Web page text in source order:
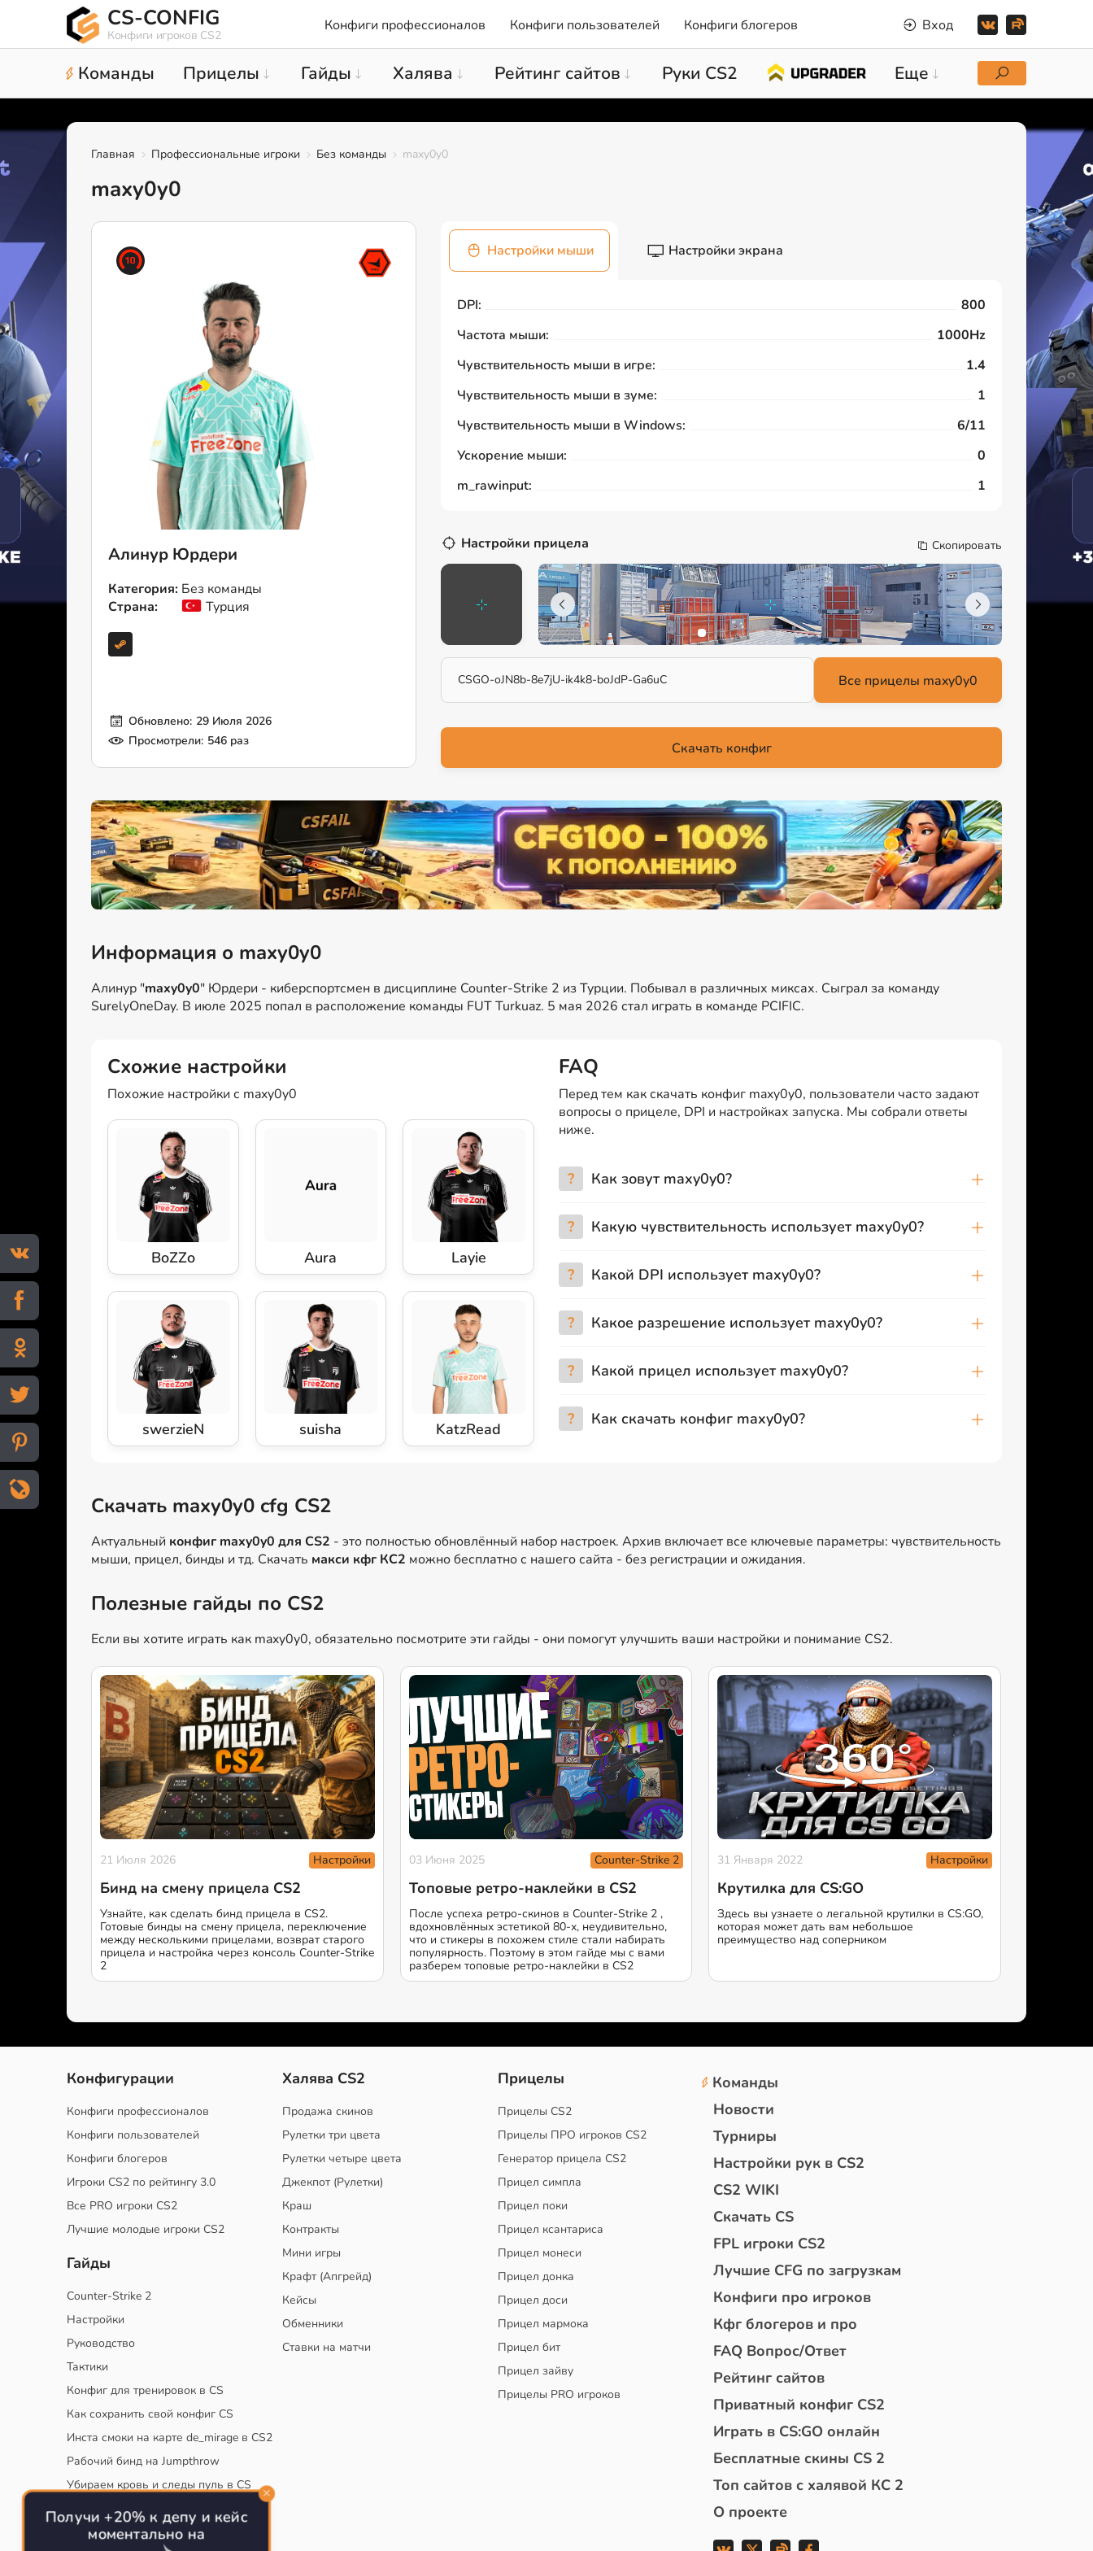
CS-CONFIG
Конфиги игроков CS2
Конфиги профессионалов Конфиги пользователей Конфиги блогеров Вход
Команды Прицелы Гайды Халява Рейтинг сайтов Руки CS2 Еще
Главная Профессиональные игроки Без команды maxy0y0
maxy0y0
Алинур Юрдери
Категория: Без команды
Страна:
Турция
Обновлено: 29 Июля 2026
Просмотрели: 546 раз
Настройки мыши Настройки экрана
DPI:
800
Частота мыши:
1000Hz
Чувствительность мыши в игре:
1.4
Чувствительность мыши в зуме:
1
Чувствительность мыши в Windows:
6/11
Ускорение мыши:
0
m_rawinput:
1
Настройки прицела Скопировать
CSGO-oJN8b-8e7jU-ik4k8-boJdP-Ga6uC
Скачать конфиг
Информация о maxy0y0
Алинур "maxy0y0" Юрдери - киберспортсмен в дисциплине Counter-Strike 2 из Турции. Побывал в различных миксах. Сыграл за команду
SurelyOneDay. В июле 2025 попал в расположение команды FUT Turkuaz. 5 мая 2026 стал играть в команде PCIFIC.
Схожие настройки
Похожие настройки с maxy0y0
BoZZo Aura Layie
swerzieN suisha KatzRead
FAQ
Перед тем как скачать конфиг maxy0y0, пользователи часто задают
вопросы о прицеле, DPI и настройках запуска. Мы собрали ответы
ниже.
? Как зовут maxy0y0?
? Какую чувствительность использует maxy0y0?
? Какой DPI использует maxy0y0?
? Какое разрешение использует maxy0y0?
? Какой прицел использует maxy0y0?
? Как скачать конфиг maxy0y0?
Скачать maxy0y0 cfg CS2
Актуальный конфиг maxy0y0 для CS2 - это полностью обновлённый набор настроек. Архив включает все ключевые параметры: чувствительность
мыши, прицел, бинды и тд. Скачать макси кфг КС2 можно бесплатно с нашего сайта - без регистрации и ожидания.
Полезные гайды по CS2
Если вы хотите играть как maxy0y0, обязательно посмотрите эти гайды - они помогут улучшить ваши настройки и понимание CS2.
21 Июля 2026 Настройки
Бинд на смену прицела CS2
Узнайте, как сделать бинд прицела в CS2.
Готовые бинды на смену прицела, переключение
между несколькими прицелами, возврат старого
прицела и настройка через консоль Counter-Strike
2
03 Июня 2025 Counter-Strike 2
Топовые ретро-наклейки в CS2
После успеха ретро-скинов в Counter-Strike 2 ,
вдохновлённых эстетикой 80-х, неудивительно,
что и стикеры в похожем стиле стали набирать
популярность. Поэтому в этом гайде мы с вами
разберем топовые ретро-наклейки в CS2
31 Января 2022 Настройки
Крутилка для CS:GO
Здесь вы узнаете о легальной крутилки в CS:GO,
которая может дать вам небольшое
преимущество над соперником
Конфигурации
Конфиги профессионалов
Конфиги пользователей
Конфиги блогеров
Игроки CS2 по рейтингу 3.0
Все PRO игроки CS2
Лучшие молодые игроки CS2
Гайды
Counter-Strike 2
Настройки
Руководство
Тактики
Конфиг для тренировок в CS
Как сохранить свой конфиг CS
Инста смоки на карте de_mirage в CS2
Рабочий бинд на Jumpthrow
Убираем кровь и следы пуль в CS
Халява CS2
Продажа скинов
Рулетки три цвета
Рулетки четыре цвета
Джекпот (Рулетки)
Краш
Контракты
Мини игры
Крафт (Апгрейд)
Кейсы
Обменники
Ставки на матчи
Прицелы
Прицелы CS2
Прицелы ПРО игроков CS2
Генератор прицела CS2
Прицел симпла
Прицел поки
Прицел ксантариса
Прицел монеси
Прицел донка
Прицел доси
Прицел мармока
Прицел бит
Прицел зайву
Прицелы PRO игроков
Команды
Новости
Турниры
Настройки рук в CS2
CS2 WIKI
Скачать CS
FPL игроки CS2
Лучшие CFG по загрузкам
Конфиги про игроков
Кфг блогеров и про
FAQ Вопрос/Ответ
Рейтинг сайтов
Приватный конфиг CS2
Играть в CS:GO онлайн
Бесплатные скины CS 2
Топ сайтов с халявой КС 2
О проекте
Получи +20% к депу и кейс
моментально на